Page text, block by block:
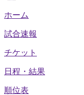
ホーム
試合速報
チケット
日程・結果
順位表